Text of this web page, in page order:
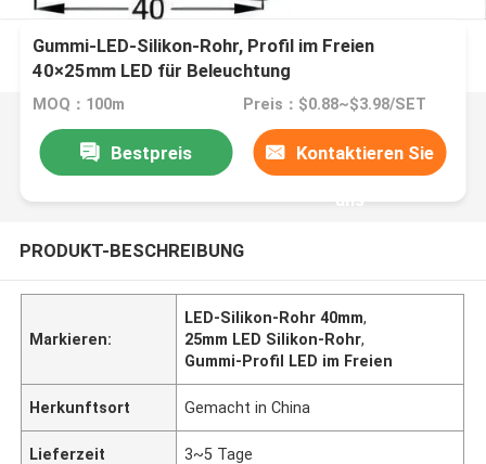
Gummi-LED-Silikon-Rohr, Profil im Freien
40×25mm LED für Beleuchtung
MOQ：100m Preis：$0.88~$3.98/SET
Bestpreis Kontaktieren Sie
uns
PRODUKT-BESCHREIBUNG
Markieren:
LED-Silikon-Rohr 40mm,
25mm LED Silikon-Rohr,
Gummi-Profil LED im Freien
Herkunftsort Gemacht in China
Lieferzeit 3~5 Tage